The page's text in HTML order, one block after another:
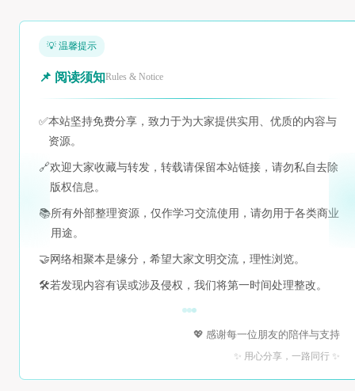
💡 温馨提示
📌 阅读须知Rules & Notice
✅本站坚持免费分享，致力于为大家提供实用、优质的内容与
资源。
🔗欢迎大家收藏与转发，转载请保留本站链接，请勿私自去除
版权信息。
📚所有外部整理资源，仅作学习交流使用，请勿用于各类商业
用途。
🤝 网络相聚本是缘分，希望大家文明交流，理性浏览。
🛠️若发现内容有误或涉及侵权，我们将第一时间处理整改。
💖 感谢每一位朋友的陪伴与支持
✨ 用心分享，一路同行 ✨